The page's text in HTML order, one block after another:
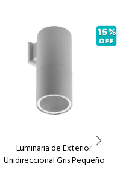
Luminaria de Exterior
Unidireccional Gris Pequeño